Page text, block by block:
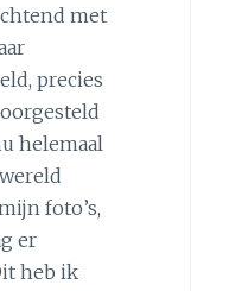
met
precies
helemaal
foto’s,
er
heb ik